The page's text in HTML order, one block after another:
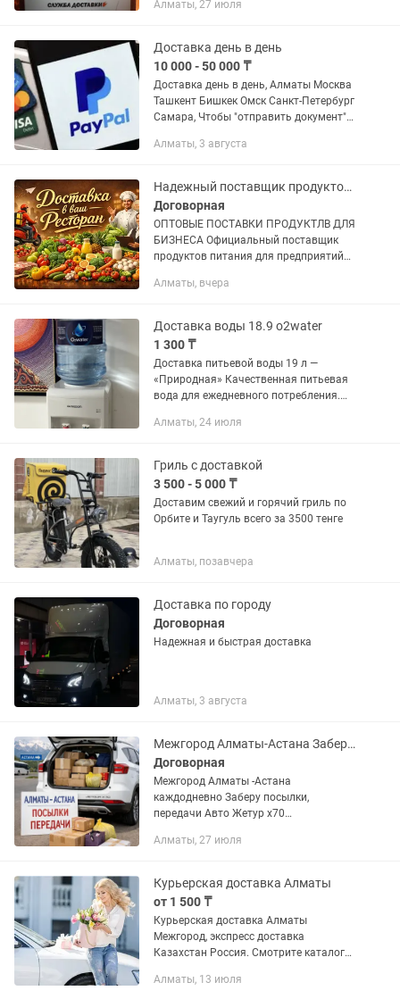
клиента? Опасаетесь отправлять
и...
Алматы, 27 июля
Доставка день в день
10 000 - 50 000 ₸
Доставка день в день, Алматы Москва
Ташкент Бишкек Омск Санкт-Петербург
Самара, Чтобы "отправить документ"
оплаты PayPal, вам нужно либо
Алматы, 3 августа
Надежный поставщик продуктов для HoReCa / Алматы
Договорная
ОПТОВЫЕ ПОСТАВКИ ПРОДУКТЛВ ДЛЯ
БИЗНЕСА Официальный поставщик
продуктов питания для предприятий
ОФИЦИАЛЬНО: - ИП/ТOO — все
Товарные...
Алматы, вчера
Доставка воды 18.9 о2water
1 300 ₸
Доставка питьевой воды 19 л —
«Природная» Качественная питьевая
вода для ежедневного потребления.
состав, своевременная доставка.
Алматы, 24 июля
Гриль с доставкой
3 500 - 5 000 ₸
Доставим свежий и горячий гриль по
Орбите и Таугуль всего за 3500 тенге
Алматы, позавчера
Доставка по городу
Договорная
Надежная и быстрая доставка
Алматы, 3 августа
Межгород Алматы-Астана Заберу посылки, передачи
Договорная
Межгород Алматы -Астана
каждодневно Заберу посылки,
передачи Авто Жетур х70
Возможен выезд От дома до дома
Алматы, 27 июля
Курьерская доставка Алматы
от 1 500 ₸
Курьерская доставка Алматы
Межгород, экспресс доставка
Казахстан Россия. Смотрите каталог
дня Договор страхования груза
Алматы, 13 июля